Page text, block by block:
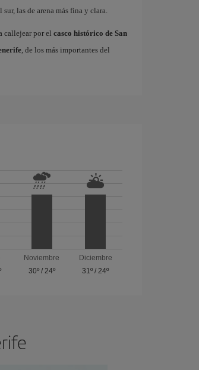
las de arena más fina y clara.
callejear por el casco histórico de San
, de los más importantes del
Noviembre
30º/ 24º
Diciembre
31º /24º